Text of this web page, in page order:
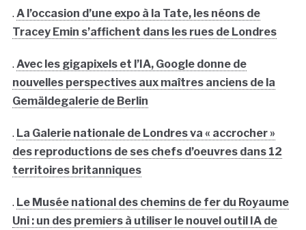
. A l’occasion d’une expo à la Tate, les néons de
Tracey Emin s’affichent dans les rues de Londres
. Avec les gigapixels et l’IA, Google donne de
nouvelles perspectives aux maîtres anciens de la
Gemäldegalerie de Berlin
. La Galerie nationale de Londres va « accrocher »
des reproductions de ses chefs d’oeuvres dans 12
territoires britanniques
. Le Musée national des chemins de fer du Royaume
Uni : un des premiers à utiliser le nouvel outil IA de